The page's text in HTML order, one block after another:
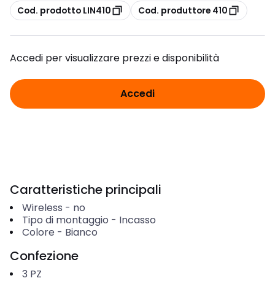
copia
Cod. prodotto LIN410 copia
Cod. produttore 410
Accedi per visualizzare prezzi e disponibilità
Accedi
Caratteristiche principali
Wireless - no
Tipo di montaggio - Incasso
Colore - Bianco
Confezione
3 PZ